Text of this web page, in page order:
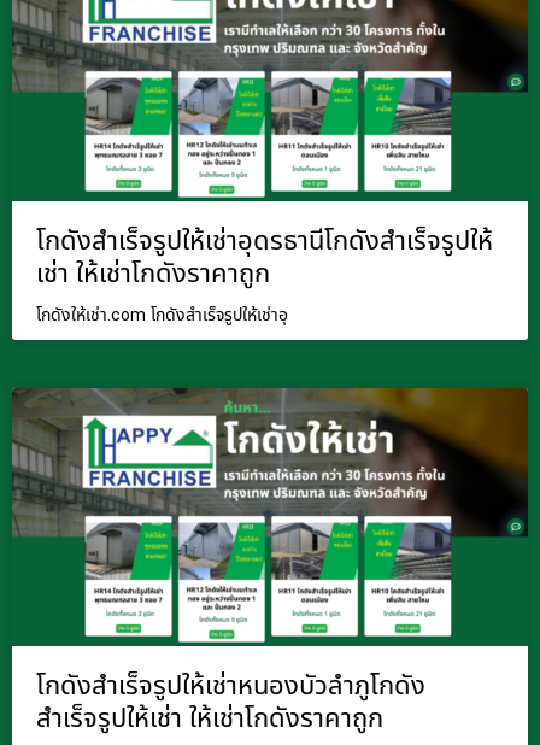
โกดังสำเร็จรูปให้เช่าอุดรธานีโกดังสำเร็จรูปให้
เช่า ให้เช่าโกดังราคาถูก
โกดังให้เช่า.com โกดังสำเร็จรูปให้เช่าอุ
โกดังสำเร็จรูปให้เช่าหนองบัวลำภูโกดัง
สำเร็จรูปให้เช่า ให้เช่าโกดังราคาถูก